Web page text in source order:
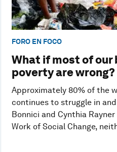
FORO EN FOCO
What if most of
poverty are wrong?
Approximately 80% of the
continues to struggle in
Bonnici and Cynthia
Work of Social Change,